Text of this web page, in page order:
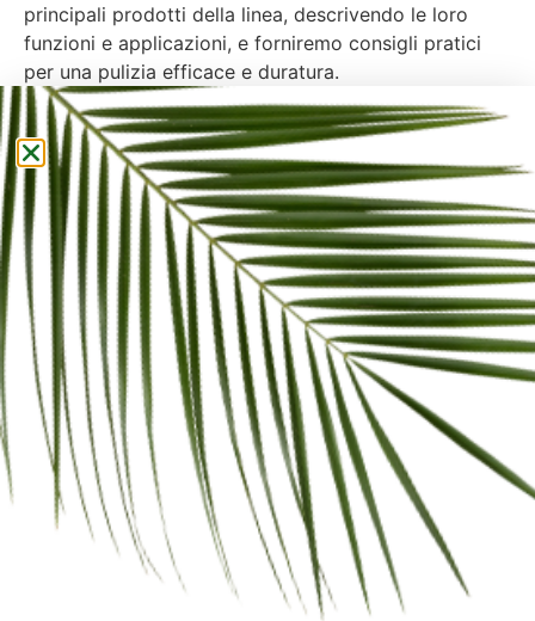
principali prodotti della linea, descrivendo le loro
funzioni e applicazioni, e forniremo consigli pratici
per una pulizia efficace e duratura.